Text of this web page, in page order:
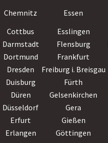
Chemnitz Essen
Cottbus Esslingen
Darmstadt Flensburg
Dortmund Frankfurt
Dresden Freiburg i. Breisgau
Duisburg Fürth
Düren Gelsenkirchen
Düsseldorf Gera
Erfurt Gießen
Erlangen Göttingen